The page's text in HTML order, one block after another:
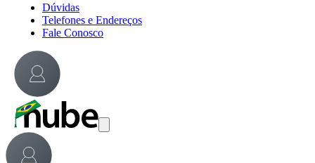
Dúvidas
Telefones e Endereços
Fale Conosco